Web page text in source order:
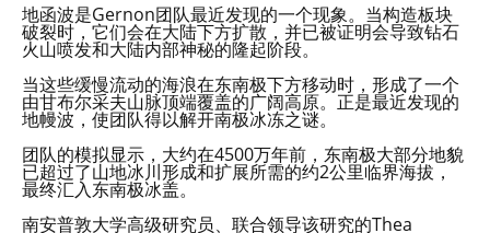
地函波是Gernon团队最近发现的一个现象。当构造板块
破裂时，它们会在大陆下方扩散，并已被证明会导致钻石
火山喷发和大陆内部神秘的隆起阶段。
当这些缓慢流动的海浪在东南极下方移动时，形成了一个
由甘布尔采夫山脉顶端覆盖的广阔高原。正是最近发现的
地幔波，使团队得以解开南极冰冻之谜。
团队的模拟显示，大约在4500万年前，东南极大部分地貌
已超过了山地冰川形成和扩展所需的约2公里临界海拔，
最终汇入东南极冰盖。
南安普敦大学高级研究员、联合领导该研究的Thea